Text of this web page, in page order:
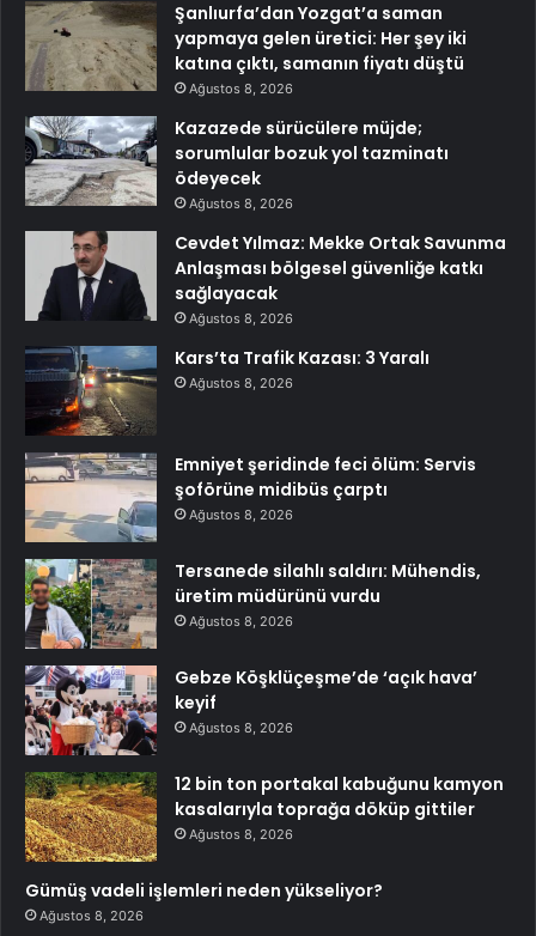
Şanlıurfa’dan Yozgat’a saman
yapmaya gelen üretici: Her şey iki
katına çıktı, samanın fiyatı düştü
Ağustos 8, 2026
Kazazede sürücülere müjde;
sorumlular bozuk yol tazminatı
ödeyecek
Ağustos 8, 2026
Cevdet Yılmaz: Mekke Ortak Savunma
Anlaşması bölgesel güvenliğe katkı
sağlayacak
Ağustos 8, 2026
Kars’ta Trafik Kazası: 3 Yaralı
Ağustos 8, 2026
Emniyet şeridinde feci ölüm: Servis
şoförüne midibüs çarptı
Ağustos 8, 2026
Tersanede silahlı saldırı: Mühendis,
üretim müdürünü vurdu
Ağustos 8, 2026
Gebze Köşklüçeşme’de ‘açık hava’
keyif
Ağustos 8, 2026
12 bin ton portakal kabuğunu kamyon
kasalarıyla toprağa döküp gittiler
Ağustos 8, 2026
Gümüş vadeli işlemleri neden yükseliyor?
Ağustos 8, 2026